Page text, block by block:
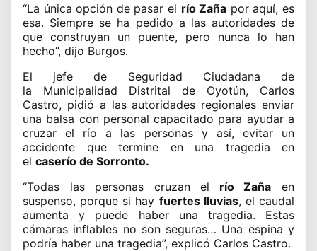
“La única opción de pasar el río Zaña por aquí, es
esa. Siempre se ha pedido a las autoridades de
que construyan un puente, pero nunca lo han
hecho”, dijo Burgos.
El jefe de Seguridad Ciudadana de
la Municipalidad Distrital de Oyotún, Carlos
Castro, pidió a las autoridades regionales enviar
una balsa con personal capacitado para ayudar a
cruzar el río a las personas y así, evitar un
accidente que termine en una tragedia en
el caserío de Sorronto.
“Todas las personas cruzan el río Zaña en
suspenso, porque si hay fuertes lluvias, el caudal
aumenta y puede haber una tragedia. Estas
cámaras inflables no son seguras… Una espina y
podría haber una tragedia”, explicó Carlos Castro.